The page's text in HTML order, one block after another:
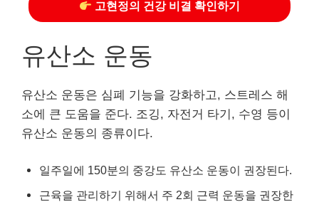
고현정의 건강 비결 확인하기
유산소 운동
유산소 운동은 심폐 기능을 강화하고, 스트레스 해
소에 큰 도움을 준다. 조깅, 자전거 타기, 수영 등이
유산소 운동의 종류이다.
일주일에 150분의 중강도 유산소 운동이 권장된다.
근육을 관리하기 위해서 주 2회 근력 운동을 권장한